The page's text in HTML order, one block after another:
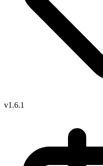
v1.6.1